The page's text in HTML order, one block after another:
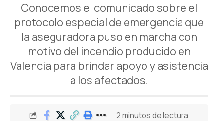
Conocemos el comunicado sobre el
protocolo especial de emergencia que
la aseguradora puso en marcha con
motivo del incendio producido en
Valencia para brindar apoyo y asistencia
a los afectados.
2 minutos de lectura